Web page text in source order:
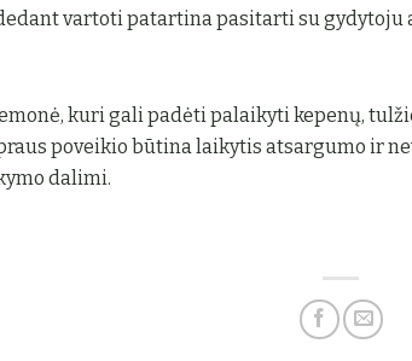
vartoti patartina pasitarti su gydytoju
kuri gali padėti palaikyti kepenų,
poveikio būtina laikytis atsargumo ir
dalimi.